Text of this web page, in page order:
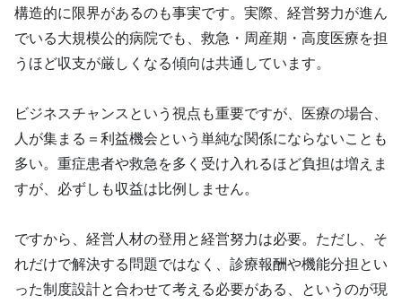
構造的に限界があるのも事実です。実際、経営努力が進ん
でいる大規模公的病院でも、救急・周産期・高度医療を担
うほど収支が厳しくなる傾向は共通しています。
ビジネスチャンスという視点も重要ですが、医療の場合、
人が集まる＝利益機会という単純な関係にならないことも
多い。重症患者や救急を多く受け入れるほど負担は増えま
すが、必ずしも収益は比例しません。
ですから、経営人材の登用と経営努力は必要。ただし、そ
れだけで解決する問題ではなく、診療報酬や機能分担とい
った制度設計と合わせて考える必要がある、というのが現